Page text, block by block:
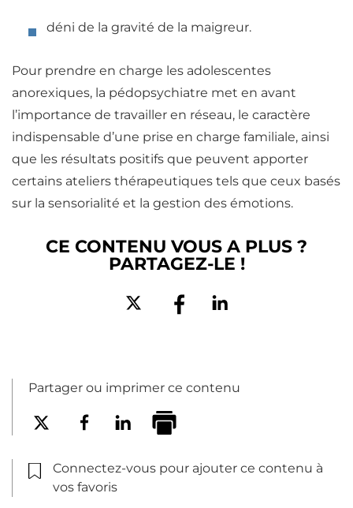
déni de la gravité de la maigreur.
Pour prendre en charge les adolescentes
anorexiques, la pédopsychiatre met en avant
l’importance de travailler en réseau, le caractère
indispensable d’une prise en charge familiale, ainsi
que les résultats positifs que peuvent apporter
certains ateliers thérapeutiques tels que ceux basés
sur la sensorialité et la gestion des émotions.
CE CONTENU VOUS A PLUS ?
PARTAGEZ-LE !
Partager ou imprimer ce contenu
Connectez-vous pour ajouter ce contenu à
vos favoris